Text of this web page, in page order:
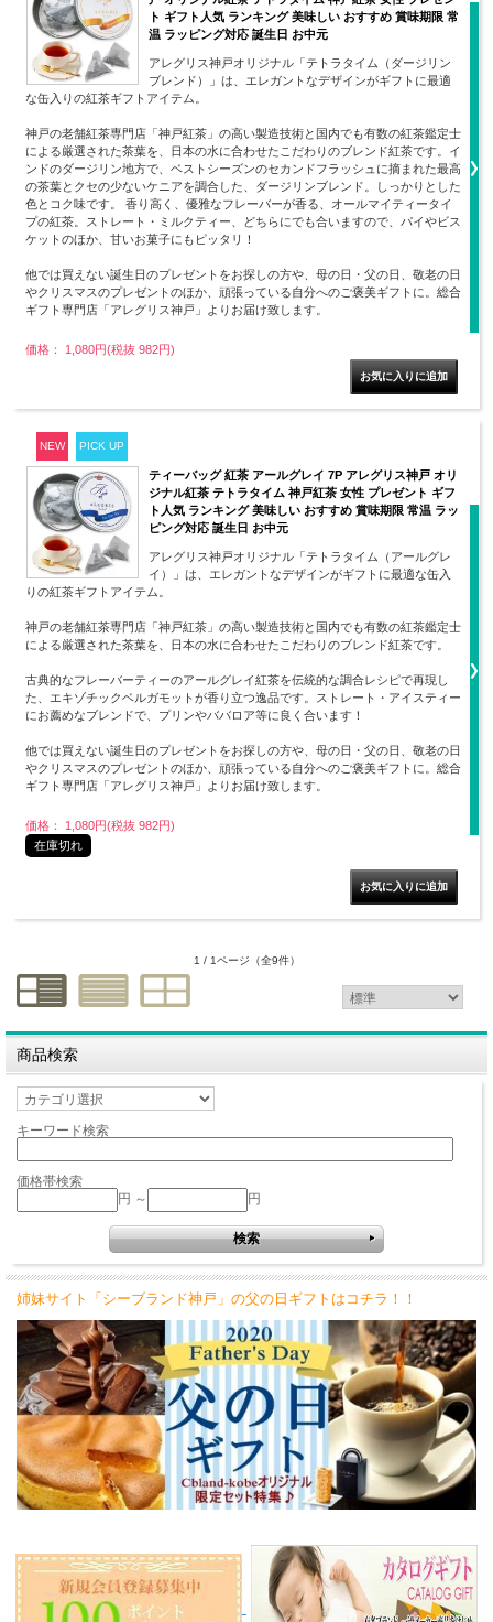
ト ギフト人気 ランキング 美味しい おすすめ 賞味期限 常
温 ラッピング対応 誕生日 お中元
アレグリス神戸オリジナル「テトラタイム（ダージリン
ブレンド）」は、エレガントなデザインがギフトに最適
な缶入りの紅茶ギフトアイテム。
神戸の老舗紅茶専門店「神戸紅茶」の高い製造技術と国内でも有数の紅茶鑑定士
による厳選された茶葉を、日本の水に合わせたこだわりのブレンド紅茶です。イ
ンドのダージリン地方で、ベストシーズンのセカンドフラッシュに摘まれた最高
の茶葉とクセの少ないケニアを調合した、ダージリンブレンド。しっかりとした
色とコク味です。 香り高く、優雅なフレーバーが香る、オールマイティータイ
プの紅茶。ストレート・ミルクティー、どちらにでも合いますので、パイやビス
ケットのほか、甘いお菓子にもピッタリ！
他では買えない誕生日のプレゼントをお探しの方や、母の日・父の日、敬老の日
やクリスマスのプレゼントのほか、頑張っている自分へのご褒美ギフトに。総合
ギフト専門店「アレグリス神戸」よりお届け致します。
価格： 1,080円(税抜 982円)
NEW PICK UP
ティーバッグ 紅茶 アールグレイ 7P アレグリス神戸 オリ
ジナル紅茶 テトラタイム 神戸紅茶 女性 プレゼント ギフ
ト人気 ランキング 美味しい おすすめ 賞味期限 常温 ラッ
ピング対応 誕生日 お中元
アレグリス神戸オリジナル「テトラタイム（アールグレ
イ）」は、エレガントなデザインがギフトに最適な缶入
りの紅茶ギフトアイテム。
神戸の老舗紅茶専門店「神戸紅茶」の高い製造技術と国内でも有数の紅茶鑑定士
による厳選された茶葉を、日本の水に合わせたこだわりのブレンド紅茶です。
古典的なフレーバーティーのアールグレイ紅茶を伝統的な調合レシピで再現し
た、エキゾチックベルガモットが香り立つ逸品です。ストレート・アイスティー
にお薦めなブレンドで、プリンやババロア等に良く合います！
他では買えない誕生日のプレゼントをお探しの方や、母の日・父の日、敬老の日
やクリスマスのプレゼントのほか、頑張っている自分へのご褒美ギフトに。総合
ギフト専門店「アレグリス神戸」よりお届け致します。
価格： 1,080円(税抜 982円)
在庫切れ
1 / 1ページ （全9件）
商品検索
キーワード検索
価格帯検索
円 ～
円
姉妹サイト「シーブランド神戸」の父の日ギフトはコチラ！！